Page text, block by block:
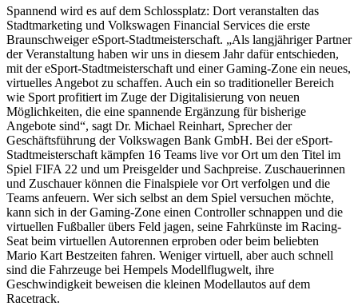
Spannend wird es auf dem Schlossplatz: Dort veranstalten das
Stadtmarketing und Volkswagen Financial Services die erste
Braunschweiger eSport-Stadtmeisterschaft. „Als langjähriger Partner
der Veranstaltung haben wir uns in diesem Jahr dafür entschieden,
mit der eSport-Stadtmeisterschaft und einer Gaming-Zone ein neues,
virtuelles Angebot zu schaffen. Auch ein so traditioneller Bereich
wie Sport profitiert im Zuge der Digitalisierung von neuen
Möglichkeiten, die eine spannende Ergänzung für bisherige
Angebote sind“, sagt Dr. Michael Reinhart, Sprecher der
Geschäftsführung der Volkswagen Bank GmbH. Bei der eSport-
Stadtmeisterschaft kämpfen 16 Teams live vor Ort um den Titel im
Spiel FIFA 22 und um Preisgelder und Sachpreise. Zuschauerinnen
und Zuschauer können die Finalspiele vor Ort verfolgen und die
Teams anfeuern. Wer sich selbst an dem Spiel versuchen möchte,
kann sich in der Gaming-Zone einen Controller schnappen und die
virtuellen Fußballer übers Feld jagen, seine Fahrkünste im Racing-
Seat beim virtuellen Autorennen erproben oder beim beliebten
Mario Kart Bestzeiten fahren. Weniger virtuell, aber auch schnell
sind die Fahrzeuge bei Hempels Modellflugwelt, ihre
Geschwindigkeit beweisen die kleinen Modellautos auf dem
Racetrack.